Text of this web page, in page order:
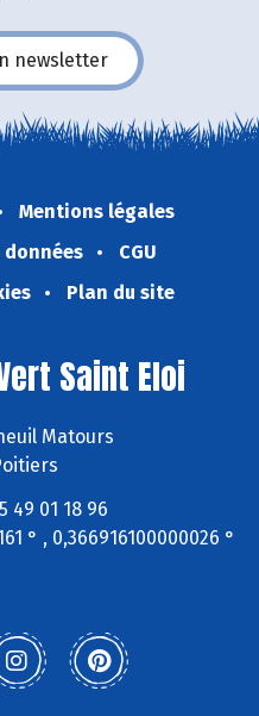
newsletter
Mentions légales
CGU
Plan du site
Saint Eloi
Matours
49 01 18 96
° , 0,366916100000026 °